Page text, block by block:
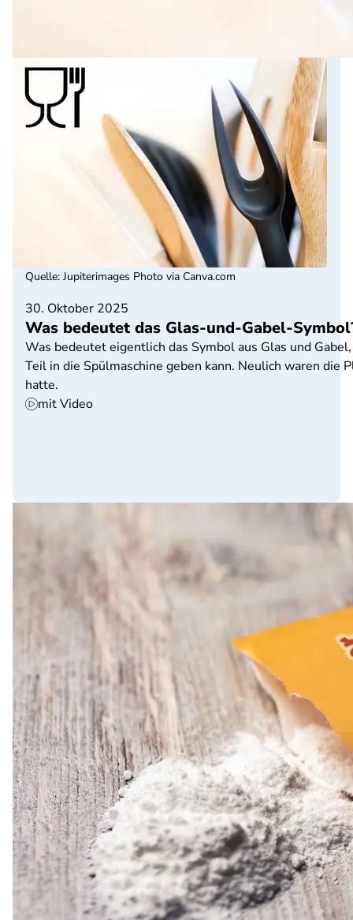
30. Oktober 2025
Was bedeutet das Glas-und-Gabel-
Was bedeutet eigentlich das Symbol aus Glas und
Teil in die Spülmaschine geben kann. Neulich waren die
hatte.
mit Video
Quelle: Jupiterimages Photo via Canva.com